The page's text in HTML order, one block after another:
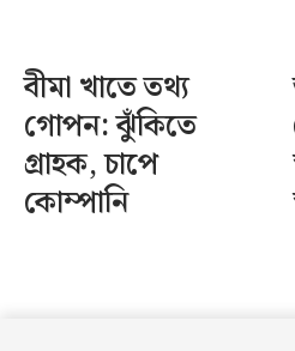
বীমা খাতে তথ্য
গোপন: ঝুঁকিতে
গ্রাহক, চাপে
কোম্পানি